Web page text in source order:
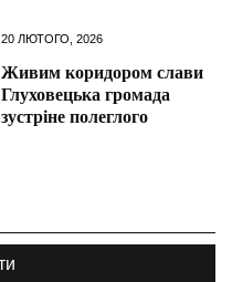
20 ЛЮТОГО, 2026
Живим коридором слави
Глуховецька громада
зустріне полеглого